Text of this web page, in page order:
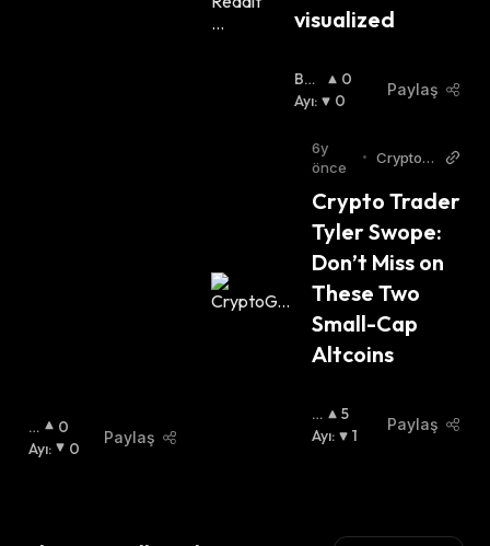
B
O
0
Ayı: 0
Paylaş
visualized
Boğ
A:
0
Ayı: 0
Paylaş
6y
önce
•
CryptoGl
Crypto Trader
Tyler Swope:
Don’t Miss on
These Two
Small-Cap
Altcoins
B
O
5
Ayı: 1
Paylaş